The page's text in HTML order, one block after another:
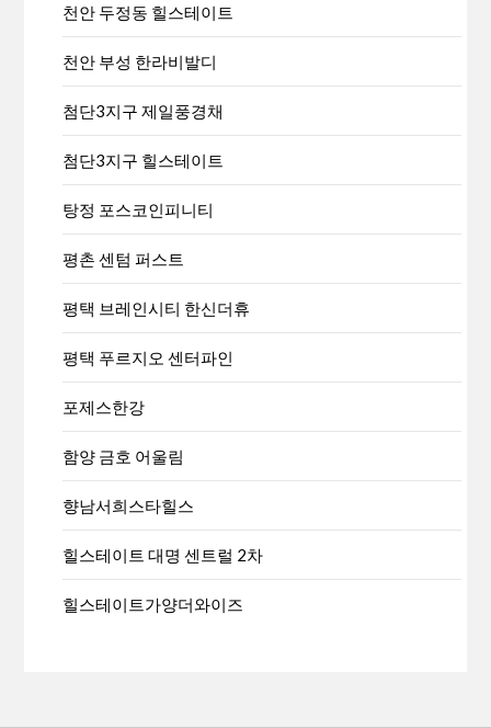
천안 두정동 힐스테이트
천안 부성 한라비발디
첨단3지구 제일풍경채
첨단3지구 힐스테이트
탕정 포스코인피니티
평촌 센텀 퍼스트
평택 브레인시티 한신더휴
평택 푸르지오 센터파인
포제스한강
함양 금호 어울림
향남서희스타힐스
힐스테이트 대명 센트럴 2차
힐스테이트가양더와이즈